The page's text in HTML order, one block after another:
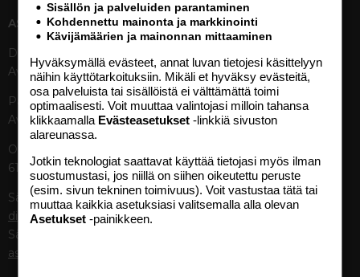
ASIAKASPALVELU
Digipalvelut (09) 156 6227
Avoinna ma–pe 8–19
Painettu lehti (09) 156 665
Avoinna ma–pe 8–19
Otavamedian vaihde (09) 156
61
Sähköposti (digi)
digi@otavamedia.fi
Sähköposti
asiakaspalvelu@otavamedia.fi
MEDIATIEDOT
ilmoitushinnat
Tietoa verkon kävijöistä
Tietosuojaseloste
Avoimuusraportti
TUOTTEET
Aikakauslehdet
Sisällön ja palveluiden parantaminen
Kohdennettu mainonta ja markkinointi
Kävijämäärien ja mainonnan mittaaminen
Hyväksymällä evästeet, annat luvan tietojesi käsittelyyn
näihin käyttötarkoituksiin. Mikäli et hyväksy evästeitä,
osa palveluista tai sisällöistä ei välttämättä toimi
optimaalisesti. Voit muuttaa valintojasi milloin tahansa
klikkaamalla Evästeasetukset -linkkiä sivuston
alareunassa.
Jotkin teknologiat saattavat käyttää tietojasi myös ilman
suostumustasi, jos niillä on siihen oikeutettu peruste
(esim. sivun tekninen toimivuus). Voit vastustaa tätä tai
muuttaa kaikkia asetuksiasi valitsemalla alla olevan
Asetukset -painikkeen.